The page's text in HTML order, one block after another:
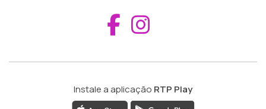
Aceder ao
Instale a aplicação RTP Play